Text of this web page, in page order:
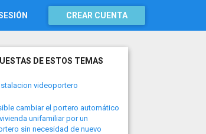
CREAR CUENTA
DE ESTOS TEMAS
videoportero
cambiar el portero automático
unifamiliar por un
sin necesidad de nuevo